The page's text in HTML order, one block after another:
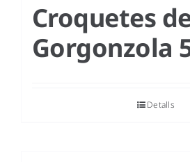
Croquetes
Gorgonzola
Detalls